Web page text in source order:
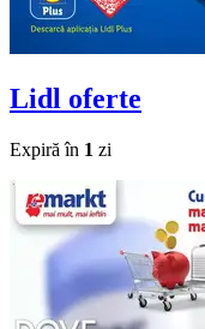
Lidl oferte
Expiră în 1 zi